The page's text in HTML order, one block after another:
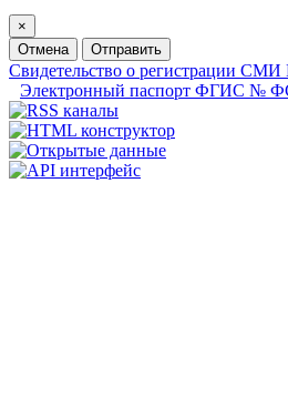
×
Отмена
Отправить
Свидетельство о регистрации
Электронный паспорт ФГИС №